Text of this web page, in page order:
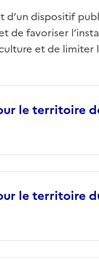
d’un dispositif
de favoriser
et de limiter
le territoire
le territoire